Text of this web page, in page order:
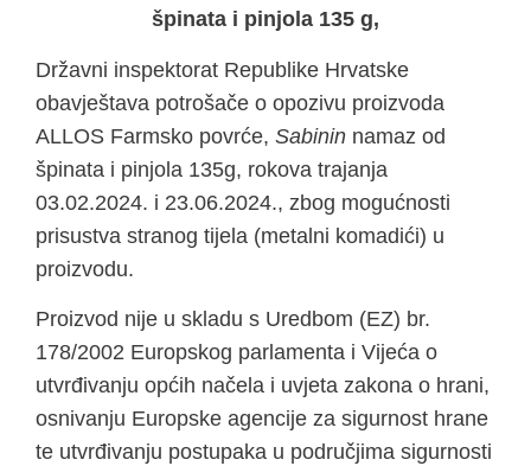
špinata i pinjola 135 g,
Državni inspektorat Republike Hrvatske
obavještava potrošače o opozivu proizvoda
ALLOS Farmsko povrće, Sabinin namaz od
špinata i pinjola 135g, rokova trajanja
03.02.2024. i 23.06.2024., zbog mogućnosti
prisustva stranog tijela (metalni komadići) u
proizvodu.
Proizvod nije u skladu s Uredbom (EZ) br.
178/2002 Europskog parlamenta i Vijeća o
utvrđivanju općih načela i uvjeta zakona o hrani,
osnivanju Europske agencije za sigurnost hrane
te utvrđivanju postupaka u područjima sigurnosti